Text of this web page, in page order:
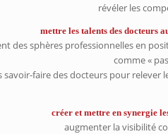
révéler les
mettre les talents des docteurs
des sphères professionnelles en
comme «
savoir-faire des docteurs pour relever
créer et mettre en synergie
augmenter la visibilité